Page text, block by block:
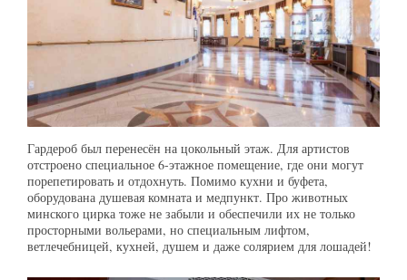
Гардероб был перенесён на цокольный этаж. Для артистов
отстроено специальное 6-этажное помещение, где они могут
порепетировать и отдохнуть. Помимо кухни и буфета,
оборудована душевая комната и медпункт. Про животных
минского цирка тоже не забыли и обеспечили их не только
просторными вольерами, но специальным лифтом,
ветлечебницей, кухней, душем и даже солярием для лошадей!